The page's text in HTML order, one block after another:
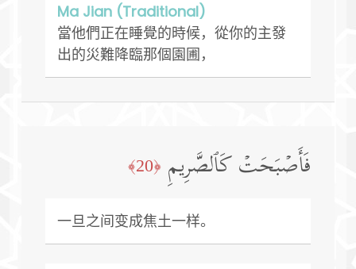
Ma Jian (Traditional)
當他們正在睡覺的時候，從你的主發
出的災難降臨那個園圃，
فَأَصۡبَحَتۡ كَٱلصَّرِیمِ ﴿20﴾
一旦之间变成焦土一样。